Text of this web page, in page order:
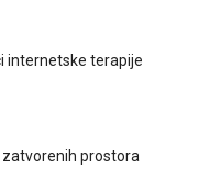
internetske terapije
prostora